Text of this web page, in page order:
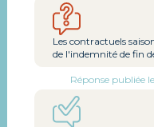
Les contractuels
de l'indemnité de fin
Réponse publiée